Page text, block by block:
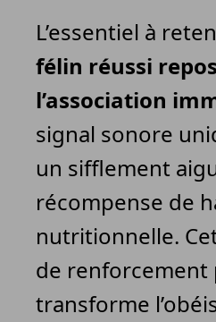
L’essentiel à
félin réussi
l’association
signal sonore
un sifflement
récompense de
nutritionnelle.
de renforcement
transforme